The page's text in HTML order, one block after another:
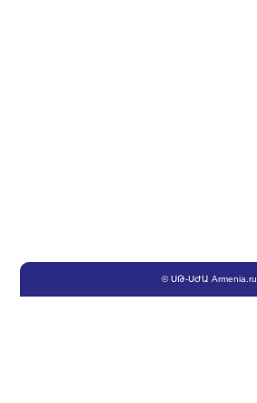
©ՍԹ-ՍԺԱ Armenia.ru